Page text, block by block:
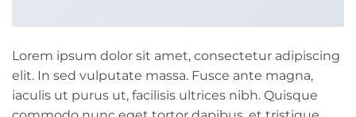
Lorem ipsum dolor sit amet, consectetur adipiscing
elit. In sed vulputate massa. Fusce ante magna,
iaculis ut purus ut, facilisis ultrices nibh. Quisque